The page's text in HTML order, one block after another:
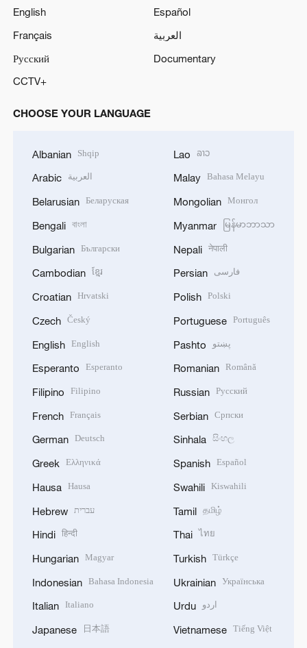
English
Español
Français
العربية
Русский
Documentary
CCTV+
CHOOSE YOUR LANGUAGE
Albanian Shqip
Arabic العربية
Belarusian Беларуская
Bengali বাংলা
Bulgarian Български
Cambodian ខ្មែរ
Croatian Hrvatski
Czech Český
English English
Esperanto Esperanto
Filipino Filipino
French Français
German Deutsch
Greek Ελληνικά
Hausa Hausa
Hebrew עברית
Hindi हिन्दी
Hungarian Magyar
Indonesian Bahasa Indonesia
Italian Italiano
Japanese 日本語
Lao ລາວ
Malay Bahasa Melayu
Mongolian Монгол
Myanmar မြန်မာဘာသာ
Nepali नेपाली
Persian فارسی
Polish Polski
Portuguese Português
Pashto پښتو
Romanian Română
Russian Русский
Serbian Српски
Sinhala සිංහල
Spanish Español
Swahili Kiswahili
Tamil தமிழ்
Thai ไทย
Turkish Türkçe
Ukrainian Українська
Urdu اردو
Vietnamese Tiếng Việt